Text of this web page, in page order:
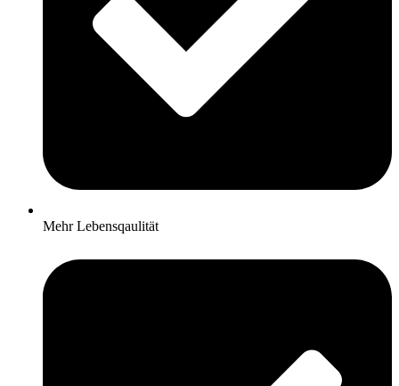
Mehr Lebensqaulität